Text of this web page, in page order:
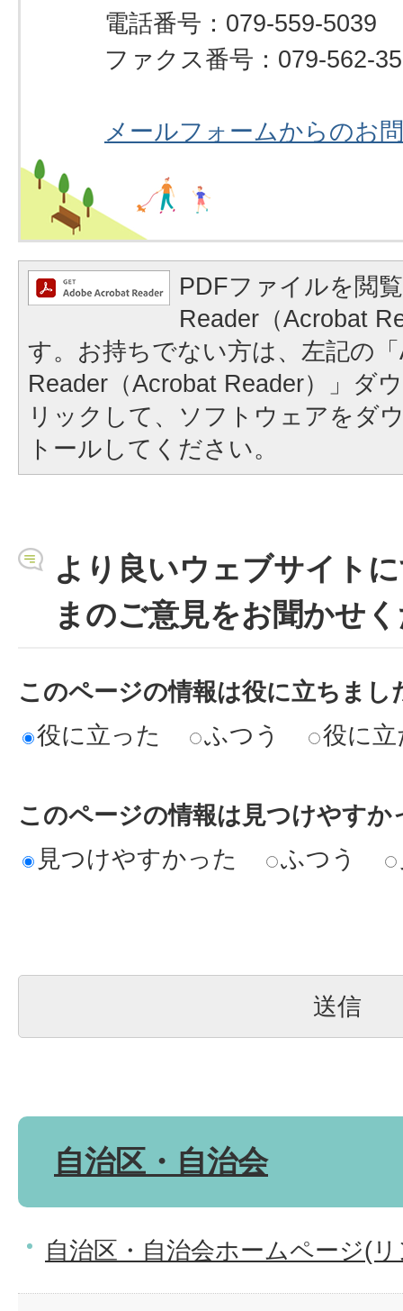
電話番号：079-559-5039
ファクス番号：079-562-
メールフォームからのお
PDFファイルを閲
Reader（Acrobat
す。お持ちでない方は、左記の
Reader（Acrobat Reader）」ダ
リックして、ソフトウェアをダ
トールしてください。
より良いウェブサイト
まのご意見をお聞かせ
このページの情報は役に立ちまし
役に立った
ふつう 役に
このページの情報は見つけやすか
見つけやすかった
ふつう
自治区・自治会
自治区・自治会ホームページ(